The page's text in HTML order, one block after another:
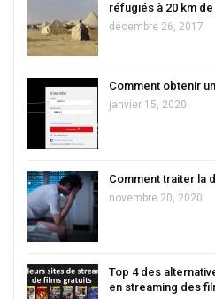
réfugiés à 20 km
décembre 26, 2017
Comment obtenir
janvier 15, 2020
Comment traiter la
novembre 20, 2020
Top 4 des
en streaming des